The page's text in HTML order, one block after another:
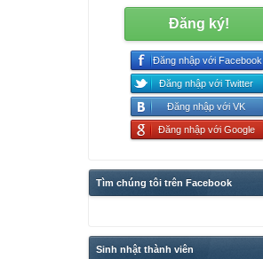
Đăng ký!
Đăng nhập với Facebook
Đăng nhập với Twitter
Đăng nhập với VK
Đăng nhập với Google
Tìm chúng tôi trên Facebook
Sinh nhật thành viên